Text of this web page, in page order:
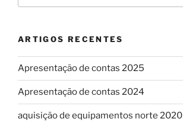
ARTIGOS RECENTES
Apresentação de contas 2025
Apresentação de contas 2024
aquisição de equipamentos norte 2020